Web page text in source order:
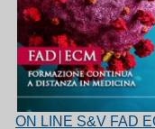
ON LINE S&V FAD